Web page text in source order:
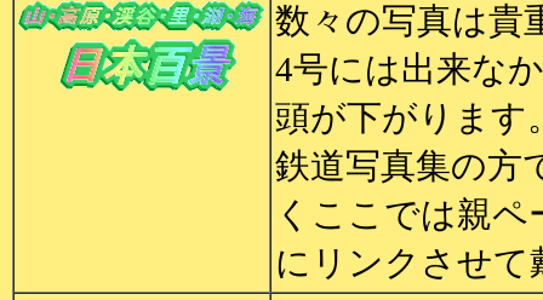
数々の写真は貴
4号には出来な
頭が下がります
鉄道写真集の方
くここでは親
にリンクさせて